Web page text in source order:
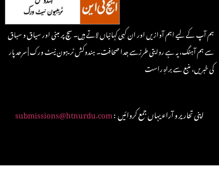
ہم آپ کے لیے اہم آوازیں اور ان کہی کہانیاں لاتے ہیں۔ سچ پر مبنی اور سیاق و سباق
سے ہم آہنگ، یہ ہے روایتی طرزسے جدا صحافت۔ ہندوکش ٹریبون نیٹ ورک | سرحد پار
کی خبریں، منبع سے براہِ راست
submissions@htnurdu.com : اپنی تحاریر و آراء یہاں جمع کروائیں